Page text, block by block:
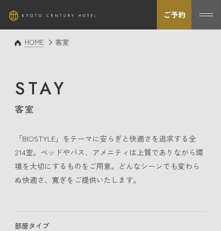
ご予約
HOME 客室
STAY
客室
「BIOSTYLE」をテーマに安らぎと快適さを追求する全
214室。ベッドやバス、アメニティは上質でありながら環
境を大切にするものをご用意。どんなシーンでも変わら
ぬ快適さ、寛ぎをご提供いたします。
部屋タイプ